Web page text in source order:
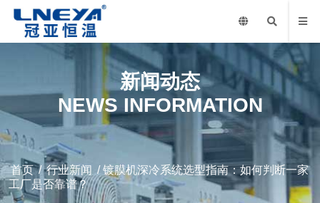
新闻动态
NEWS INFORMATION
首页/行业新闻 / 镀膜机深冷系统选型指南：如何判断一家
工厂是否靠谱？